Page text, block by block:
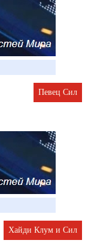
Певец Сил
Хайди Клум и Сил